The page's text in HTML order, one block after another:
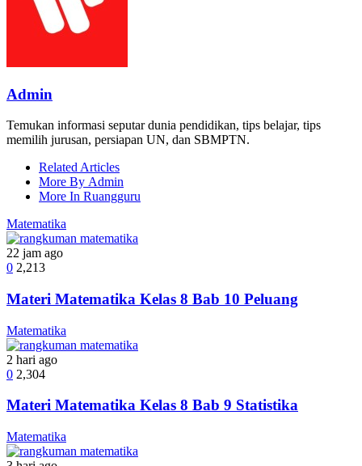
Admin
Temukan informasi seputar dunia pendidikan, tips belajar, tips
memilih jurusan, persiapan UN, dan SBMPTN.
Related Articles
More By Admin
More In Ruangguru
Matematika
22 jam ago
0 2,213
Materi Matematika Kelas 8 Bab 10 Peluang
Matematika
2 hari ago
0 2,304
Materi Matematika Kelas 8 Bab 9 Statistika
Matematika